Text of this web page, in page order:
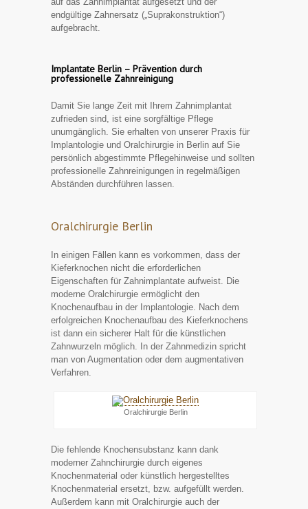
endgültige Zahnersatz („Suprakonstruktion“)
aufgebracht.
Implantate Berlin – Prävention durch
professionelle Zahnreinigung
Damit Sie lange Zeit mit Ihrem Zahnimplantat
zufrieden sind, ist eine sorgfältige Pflege
unumgänglich. Sie erhalten von unserer Praxis für
Implantologie und Oralchirurgie in Berlin auf Sie
persönlich abgestimmte Pflegehinweise und sollten
professionelle Zahnreinigungen in regelmäßigen
Abständen durchführen lassen.
Oralchirurgie Berlin
In einigen Fällen kann es vorkommen, dass der
Kieferknochen nicht die erforderlichen
Eigenschaften für Zahnimplantate aufweist. Die
moderne Oralchirurgie ermöglicht den
Knochenaufbau in der Implantologie. Nach dem
erfolgreichen Knochenaufbau des Kieferknochens
ist dann ein sicherer Halt für die künstlichen
Zahnwurzeln möglich. In der Zahnmedizin spricht
man von Augmentation oder dem augmentativen
Verfahren.
Oralchirurgie Berlin
Die fehlende Knochensubstanz kann dank
moderner Zahnchirurgie durch eigenes
Knochenmaterial oder künstlich hergestelltes
Knochenmaterial ersetzt, bzw. aufgefüllt werden.
Außerdem kann mit Oralchirurgie auch der